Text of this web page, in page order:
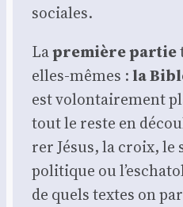
sociales.
Lapre­mière par­tie
elles-mêmes : la
est volon­tai­re­ment
tout le reste en
rer Jésus, la croix,
poli­tique ou
de quels textes on